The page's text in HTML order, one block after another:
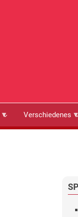
Verschiedenes